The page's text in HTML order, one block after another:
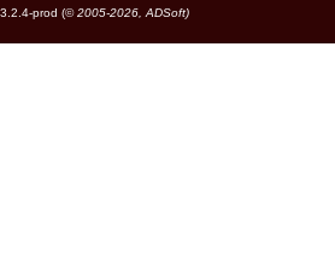
prod (©2005-2026, ADSoft)